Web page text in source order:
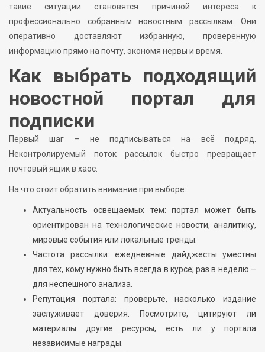
такие ситуации становятся причиной интереса к
профессионально собранным новостным рассылкам. Они
оперативно доставляют избранную, проверенную
информацию прямо на почту, экономя нервы и время.
Как выбрать подходящий
новостной портал для
подписки
Первый шаг – не подписываться на всё подряд.
Неконтролируемый поток рассылок быстро превращает
почтовый ящик в хаос.
На что стоит обратить внимание при выборе:
Актуальность освещаемых тем: портал может быть
ориентирован на технологические новости, аналитику,
мировые события или локальные тренды.
Частота рассылки: ежедневные дайджесты уместны
для тех, кому нужно быть всегда в курсе; раз в неделю –
для неспешного анализа.
Репутация портала: проверьте, насколько издание
заслуживает доверия. Посмотрите, цитируют ли
материалы другие ресурсы, есть ли у портала
независимые награды.